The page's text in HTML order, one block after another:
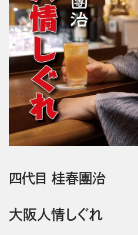
四代目 桂春團治
大阪人情しぐれ